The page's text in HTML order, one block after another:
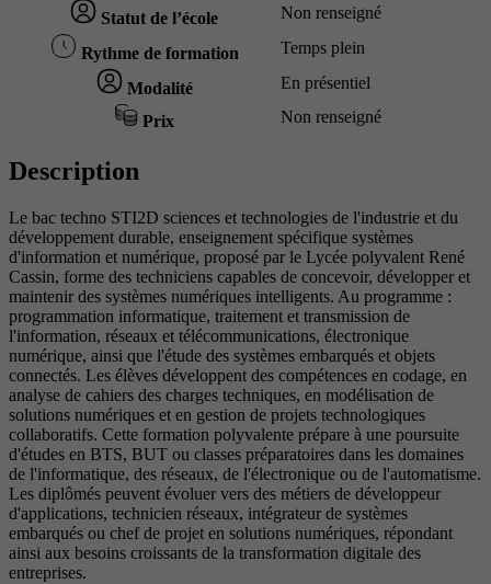
Statut de l’école Non renseigné
Rythme de formation Temps plein
Modalité En présentiel
Prix Non renseigné
Description
Le bac techno STI2D sciences et technologies de l'industrie et du
développement durable, enseignement spécifique systèmes
d'information et numérique, proposé par le Lycée polyvalent René
Cassin, forme des techniciens capables de concevoir, développer et
maintenir des systèmes numériques intelligents. Au programme :
programmation informatique, traitement et transmission de
l'information, réseaux et télécommunications, électronique
numérique, ainsi que l'étude des systèmes embarqués et objets
connectés. Les élèves développent des compétences en codage, en
analyse de cahiers des charges techniques, en modélisation de
solutions numériques et en gestion de projets technologiques
collaboratifs. Cette formation polyvalente prépare à une poursuite
d'études en BTS, BUT ou classes préparatoires dans les domaines
de l'informatique, des réseaux, de l'électronique ou de l'automatisme.
Les diplômés peuvent évoluer vers des métiers de développeur
d'applications, technicien réseaux, intégrateur de systèmes
embarqués ou chef de projet en solutions numériques, répondant
ainsi aux besoins croissants de la transformation digitale des
entreprises.